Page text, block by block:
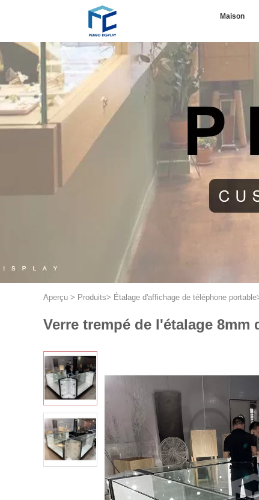
Maison
Aperçu > Produits> Étalage d'affichage de téléphone portable
Verre trempé de l'étalage